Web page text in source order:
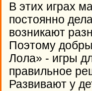
В этих играх
постоянно
возникают
Поэтому
Лола» - игры
правильное
Развивают у